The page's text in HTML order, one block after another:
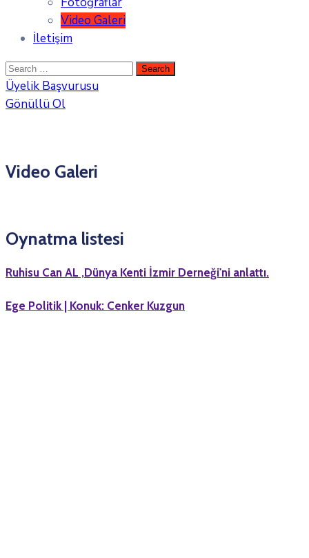
Video Galeri
İletişim
Üyelik Başvurusu
Gönüllü Ol
Video Galeri
Oynatma listesi
Ruhisu Can AL ,Dünya Kenti İzmir Derneği'ni anlattı.
Ege Politik | Konuk: Cenker Kuzgun